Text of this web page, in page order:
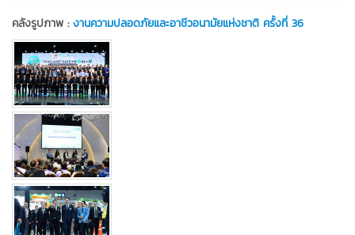
คลังรูปภาพ :งานความปลอดภัยและอาชีวอนามัยแห่งชาติ ครั้งที่ 36